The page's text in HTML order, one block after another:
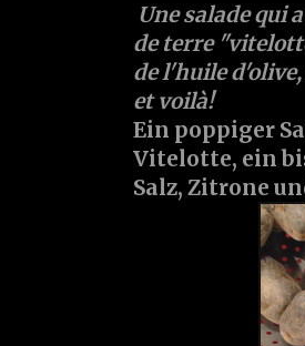
Une salade qui
de terre
de l'huile
et voilà!
Ein poppiger
Vitelotte, ein
Salz, Zitrone